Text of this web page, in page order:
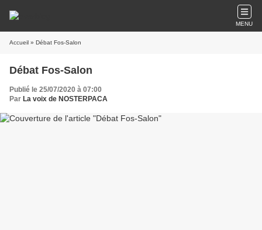
MENU
Accueil » Débat Fos-Salon
Débat Fos-Salon
Publié le 25/07/2020 à 07:00
Par La voix de NOSTERPACA